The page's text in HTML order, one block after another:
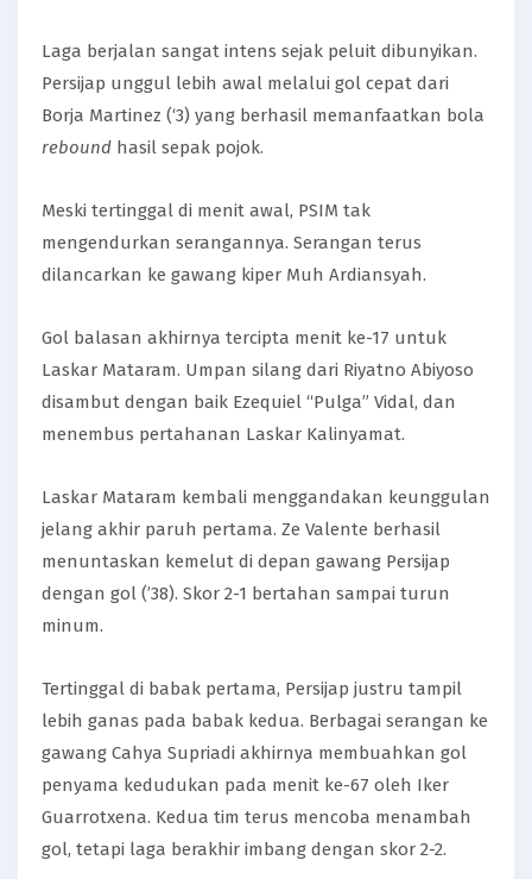
Laga berjalan sangat intens sejak peluit dibunyikan.
Persijap unggul lebih awal melalui gol cepat dari
Borja Martinez (‘3) yang berhasil memanfaatkan bola
rebound hasil sepak pojok.
Meski tertinggal di menit awal, PSIM tak
mengendurkan serangannya. Serangan terus
dilancarkan ke gawang kiper Muh Ardiansyah.
Gol balasan akhirnya tercipta menit ke-17 untuk
Laskar Mataram. Umpan silang dari Riyatno Abiyoso
disambut dengan baik Ezequiel “Pulga” Vidal, dan
menembus pertahanan Laskar Kalinyamat.
Laskar Mataram kembali menggandakan keunggulan
jelang akhir paruh pertama. Ze Valente berhasil
menuntaskan kemelut di depan gawang Persijap
dengan gol (’38). Skor 2-1 bertahan sampai turun
minum.
Tertinggal di babak pertama, Persijap justru tampil
lebih ganas pada babak kedua. Berbagai serangan ke
gawang Cahya Supriadi akhirnya membuahkan gol
penyama kedudukan pada menit ke-67 oleh Iker
Guarrotxena. Kedua tim terus mencoba menambah
gol, tetapi laga berakhir imbang dengan skor 2-2.